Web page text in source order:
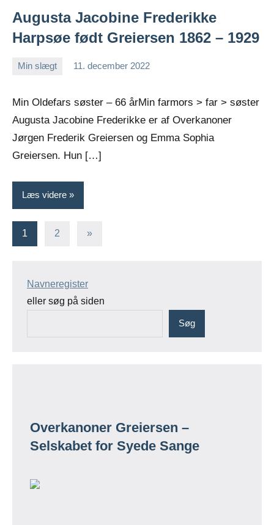
Augusta Jacobine Frederikke
Harpsøe født Greiersen 1862 – 1929
Min slægt 11. december 2022
Min Oldefars søster – 66 årMin farmors > far > søster
Augusta Jacobine Frederikke er af Overkanoner
Jørgen Frederik Greiersen og Emma Sophia
Greiersen. Hun […]
Læs videre
Indlægsinddeling
1 2
Næste
»
Navneregister
eller søg på siden
Søg
Overkanoner Greiersen –
Selskabet for Syede Sange